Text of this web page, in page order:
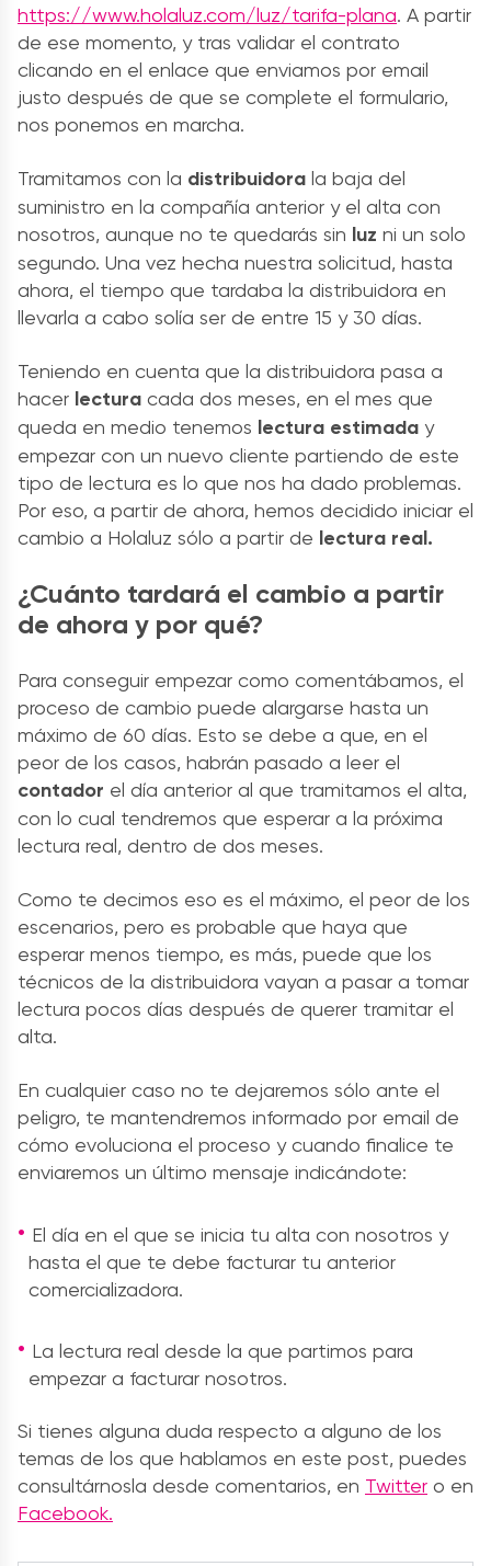
https://www.holaluz.com/luz/tarifa-plana. A partir
de ese momento, y tras validar el contrato
clicando en el enlace que enviamos por email
justo después de que se complete el formulario,
nos ponemos en marcha.
Tramitamos con la distribuidora la baja del
suministro en la compañía anterior y el alta con
nosotros, aunque no te quedarás sin luz ni un solo
segundo. Una vez hecha nuestra solicitud, hasta
ahora, el tiempo que tardaba la distribuidora en
llevarla a cabo solía ser de entre 15 y 30 días.
Teniendo en cuenta que la distribuidora pasa a
hacer lectura cada dos meses, en el mes que
queda en medio tenemos lectura estimada y
empezar con un nuevo cliente partiendo de este
tipo de lectura es lo que nos ha dado problemas.
Por eso, a partir de ahora, hemos decidido iniciar el
cambio a Holaluz sólo a partir de lectura real.
¿Cuánto tardará el cambio a partir
de ahora y por qué?
Para conseguir empezar como comentábamos, el
proceso de cambio puede alargarse hasta un
máximo de 60 días. Esto se debe a que, en el
peor de los casos, habrán pasado a leer el
contador el día anterior al que tramitamos el alta,
con lo cual tendremos que esperar a la próxima
lectura real, dentro de dos meses.
Como te decimos eso es el máximo, el peor de los
escenarios, pero es probable que haya que
esperar menos tiempo, es más, puede que los
técnicos de la distribuidora vayan a pasar a tomar
lectura pocos días después de querer tramitar el
alta.
En cualquier caso no te dejaremos sólo ante el
peligro, te mantendremos informado por email de
cómo evoluciona el proceso y cuando finalice te
enviaremos un último mensaje indicándote:
El día en el que se inicia tu alta con nosotros y
hasta el que te debe facturar tu anterior
comercializadora.
La lectura real desde la que partimos para
empezar a facturar nosotros.
Si tienes alguna duda respecto a alguno de los
temas de los que hablamos en este post, puedes
consultárnosla desde comentarios, en Twitter o en
Facebook.